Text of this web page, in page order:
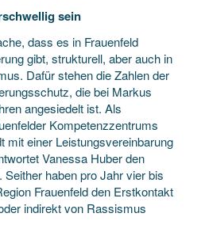
sein
dass es in Frauenfeld
gibt, strukturell, aber auch in
Dafür stehen die Zahlen der
die bei Markus
angesiedelt ist. Als
Kompetenzzentrums
mit einer Leistungsvereinbarung
Vanessa Huber den
haben pro Jahr vier bis
Frauenfeld den Erstkontakt
indirekt von Rassismus